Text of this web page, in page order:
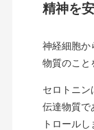
精神を
神経細胞か
物質のこと
セロトニン
伝達物質で
トロール